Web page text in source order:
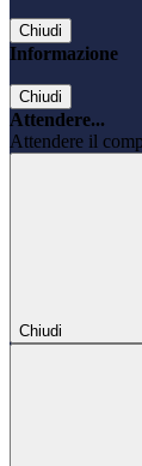
Chiudi
Informazione
Chiudi
Attendere...
Attendere il
Chiudi